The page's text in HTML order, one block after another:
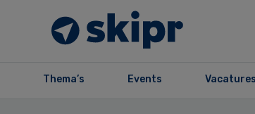
Thema’s Events Vacatures